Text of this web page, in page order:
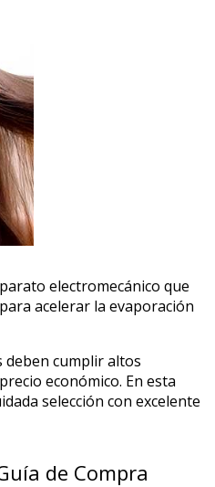
electromecánico que
acelerar la evaporación
deben cumplir altos
económico. En esta
selección con excelente
de Compra